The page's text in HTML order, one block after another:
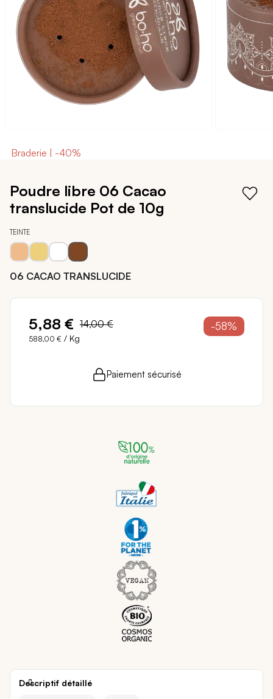
galerie
d’images
Braderie | -40%
début
de
Galerie
d’images
Poudre libre 06 Cacao
translucide Pot de 10g
TEINTE
06 CACAO TRANSLUCIDE
5,88 € 14,00 €
588,00 € / Kg
-58%
5 points de fidélité ( 0,10 €
en achetant ce
Livraison sous 24 - 48H
Paiement sécurisé
Descriptif détaillé